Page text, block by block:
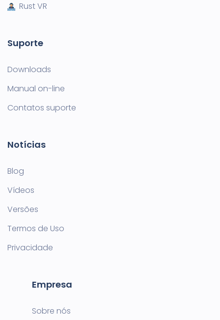
Rust VR
Suporte
Downloads
Manual on-line
Contatos suporte
Notícias
Blog
Vídeos
Versões
Termos de Uso
Privacidade
Empresa
Sobre nós